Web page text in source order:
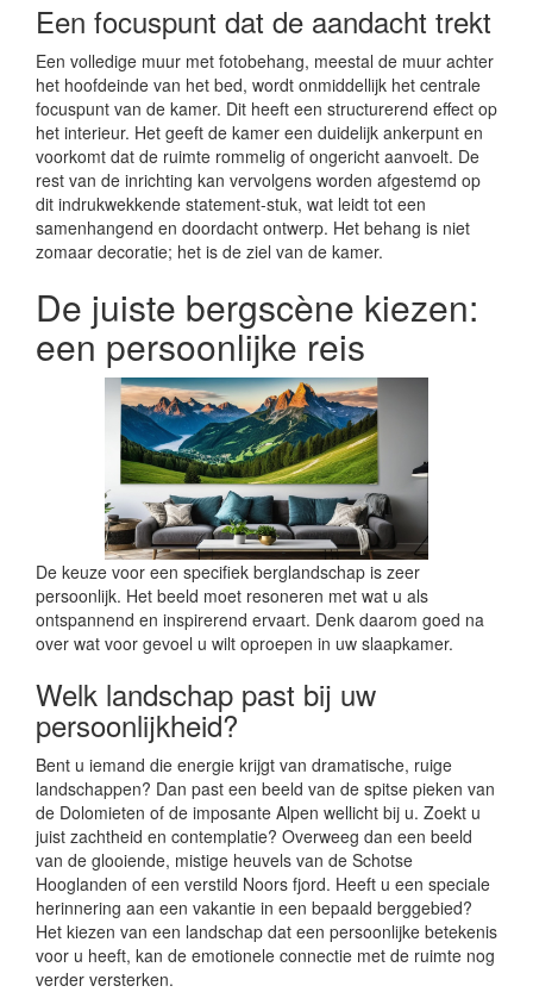
Een focuspunt dat de aandacht trekt
Een volledige muur met fotobehang, meestal de muur achter
het hoofdeinde van het bed, wordt onmiddellijk het centrale
focuspunt van de kamer. Dit heeft een structurerend effect op
het interieur. Het geeft de kamer een duidelijk ankerpunt en
voorkomt dat de ruimte rommelig of ongericht aanvoelt. De
rest van de inrichting kan vervolgens worden afgestemd op
dit indrukwekkende statement-stuk, wat leidt tot een
samenhangend en doordacht ontwerp. Het behang is niet
zomaar decoratie; het is de ziel van de kamer.
De juiste bergscène kiezen:
een persoonlijke reis
De keuze voor een specifiek berglandschap is zeer
persoonlijk. Het beeld moet resoneren met wat u als
ontspannend en inspirerend ervaart. Denk daarom goed na
over wat voor gevoel u wilt oproepen in uw slaapkamer.
Welk landschap past bij uw
persoonlijkheid?
Bent u iemand die energie krijgt van dramatische, ruige
landschappen? Dan past een beeld van de spitse pieken van
de Dolomieten of de imposante Alpen wellicht bij u. Zoekt u
juist zachtheid en contemplatie? Overweeg dan een beeld
van de glooiende, mistige heuvels van de Schotse
Hooglanden of een verstild Noors fjord. Heeft u een speciale
herinnering aan een vakantie in een bepaald berggebied?
Het kiezen van een landschap dat een persoonlijke betekenis
voor u heeft, kan de emotionele connectie met de ruimte nog
verder versterken.